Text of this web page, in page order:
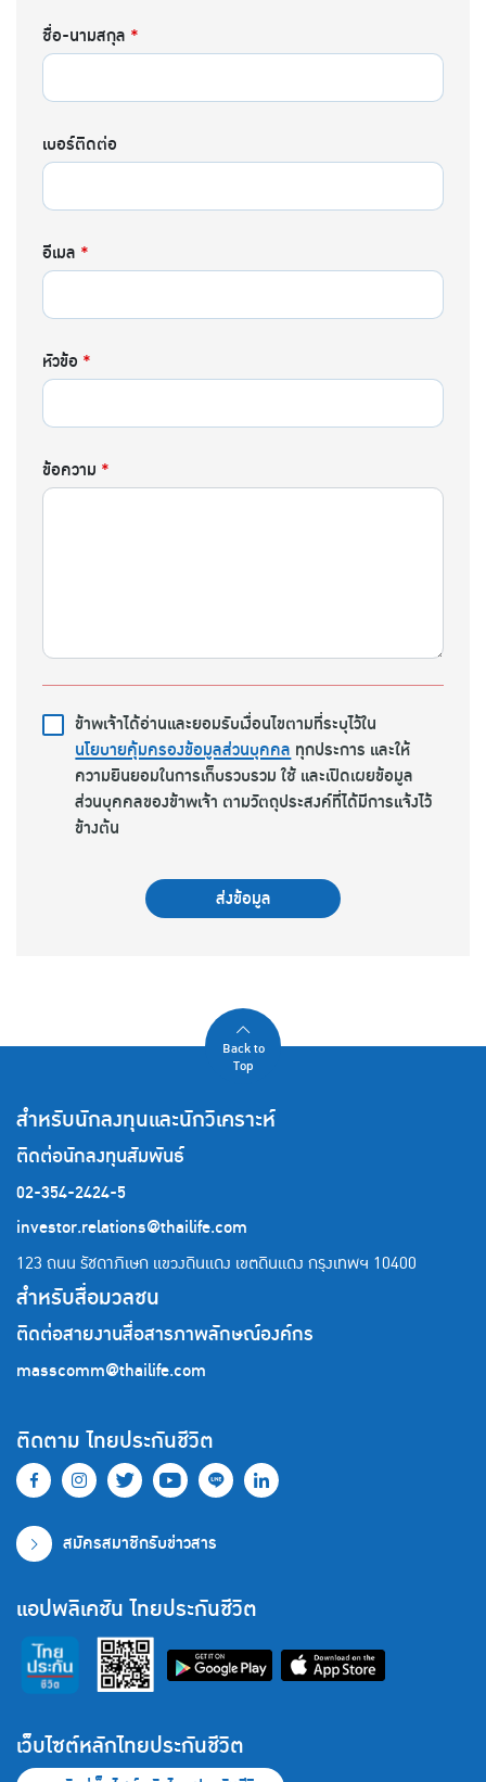
ชื่อ-นามสกุล *
เบอร์ติดต่อ
อีเมล *
หัวข้อ *
ข้อความ *
ข้าพเจ้าได้อ่านและยอมรับเงื่อนไขตามที่ระบุไว้ใน
นโยบายคุ้มครองข้อมูลส่วนบุคคลทุกประการ และให้
ความยินยอมในการเก็บรวบรวม ใช้ และเปิดเผยข้อมูล
ส่วนบุคคลของข้าพเจ้า ตามวัตถุประสงค์ที่ได้มีการแจ้งไว้
ข้างต้น
ส่งข้อมูล
Back to
Top
สำหรับนักลงทุนและนักวิเคราะห์
ติดต่อนักลงทุนสัมพันธ์
02-354-2424-5
investor.relations@thailife.com
123 ถนน รัชดาภิเษก แขวงดินแดง เขตดินแดง กรุงเทพฯ 10400
สำหรับสื่อมวลชน
ติดต่อสายงานสื่อสารภาพลักษณ์องค์กร
masscomm@thailife.com
ติดตาม ไทยประกันชีวิต
สมัครสมาชิกรับข่าวสาร
แอปพลิเคชัน ไทยประกันชีวิต
เว็บไซต์หลักไทยประกันชีวิต